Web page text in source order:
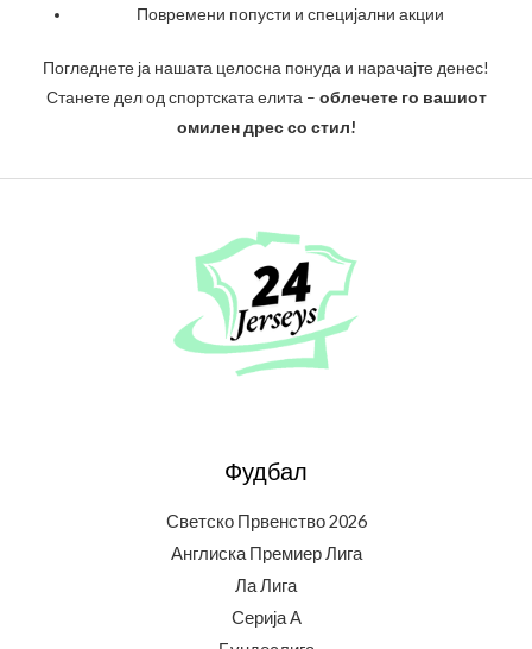
Повремени попусти и специјални акции
Погледнете ја нашата целосна понуда и нарачајте денес!
Станете дел од спортската елита – облечете го вашиот
омилен дрес со стил!
Фудбал
Светско Првенство 2026
Англиска Премиер Лига
Ла Лига
Серија А